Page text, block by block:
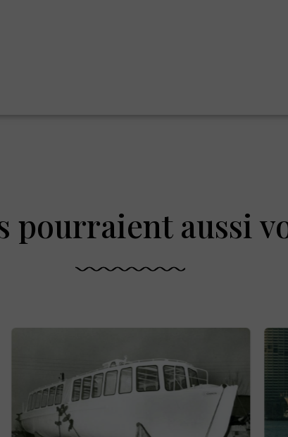
pourraient aussi